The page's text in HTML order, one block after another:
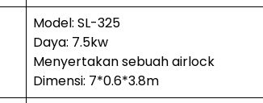
Model: SL-325
Daya: 7.5kw
Menyertakan sebuah airlock
Dimensi: 7*0.6*3.8m